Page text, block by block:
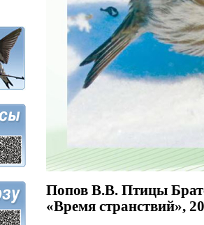
Попов В.В. Птицы
«Время странствий»,